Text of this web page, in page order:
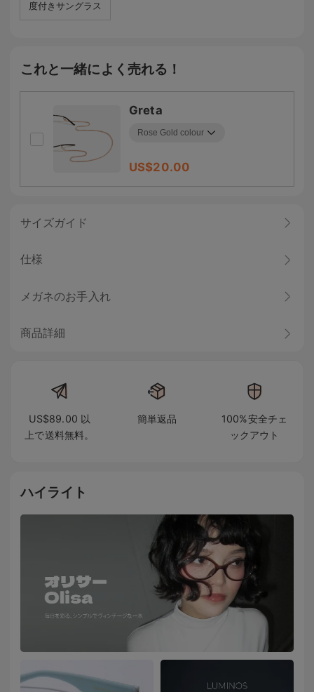
度付きサングラス
これと一緒によく売れる！
Greta
US$20.00
サイズガイド
仕様
メガネのお手入れ
商品詳細
US$89.00 以
上で送料無料。
簡単返品
100%安全チェ
ックアウト
ハイライト